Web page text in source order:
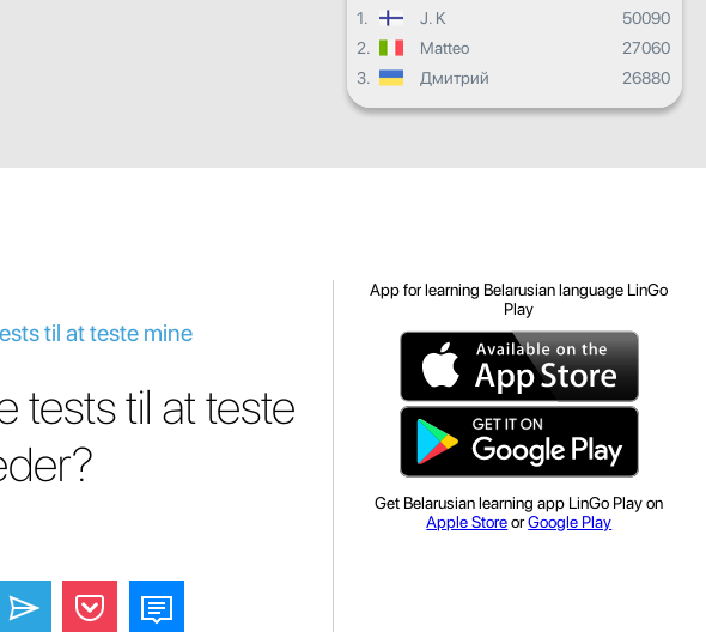
1. J. K
50090
2.
Matteo
27060
3.
Дмитрий 26880
til at teste mine
tests til at teste
App for learning Belarusian language LinGo
Play
Get Belarusian learning app LinGo Play on
Apple StoreorGoogle Play